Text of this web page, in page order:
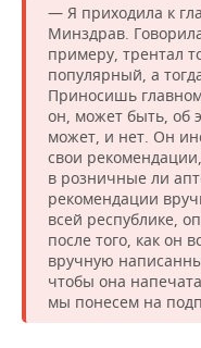
— Я приходила к
Минздрав.
примеру, трентал
популярный, а
Приносишь
он, может быть, об
может, и нет. Он
свои
в розничные ли
рекомендации
всей республике,
после того, как он
вручную
чтобы она
мы понесем на